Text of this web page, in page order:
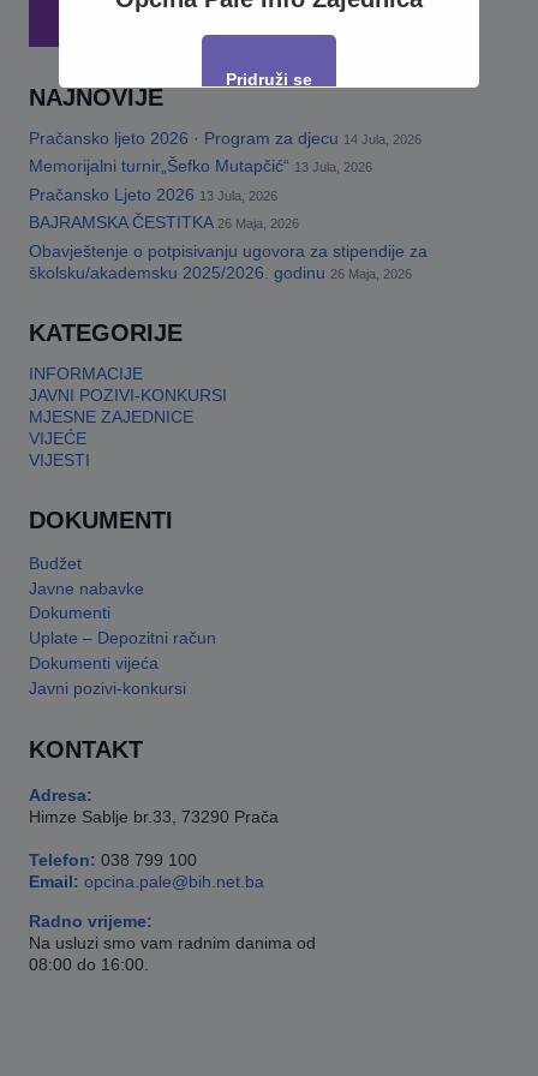
NAJNOVIJE
Pračansko ljeto 2026 · Program za djecu 14 Jula, 2026
Memorijalni turnir„Šefko Mutapčić“ 13 Jula, 2026
Pračansko Ljeto 2026 13 Jula, 2026
BAJRAMSKA ČESTITKA 26 Maja, 2026
Obavještenje o potpisivanju ugovora za stipendije za
školsku/akademsku 2025/2026. godinu 26 Maja, 2026
KATEGORIJE
INFORMACIJE
JAVNI POZIVI-KONKURSI
MJESNE ZAJEDNICE
VIJEĆE
VIJESTI
DOKUMENTI
Budžet
Javne nabavke
Dokumenti
Uplate – Depozitni račun
Dokumenti vijeća
Javni pozivi-konkursi
KONTAKT
Adresa:
Himze Sablje br.33, 73290 Prača
Telefon: 038 799 100
Email: opcina.pale@bih.net.ba
Radno vrijeme:
Na usluzi smo vam radnim danima od
08:00 do 16:00.
Pridruži se
This will close in 17seconds